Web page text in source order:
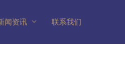
闻资讯 联系我们